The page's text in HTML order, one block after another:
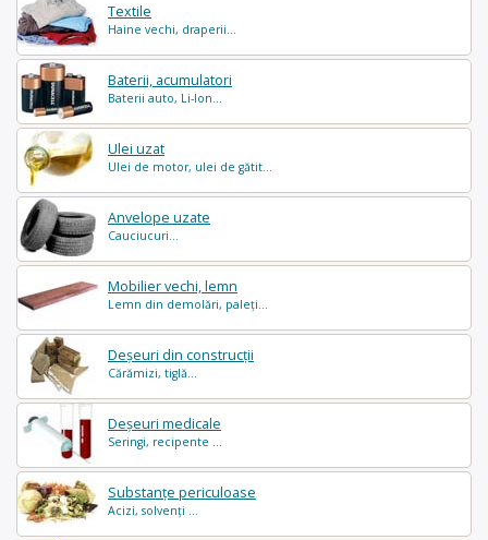
Textile
Haine vechi, draperii...
Baterii, acumulatori
Baterii auto, Li-Ion...
Ulei uzat
Ulei de motor, ulei de gătit...
Anvelope uzate
Cauciucuri...
Mobilier vechi, lemn
Lemn din demolări, paleți...
Deșeuri din construcții
Cărămizi, tiglă...
Deșeuri medicale
Seringi, recipente ...
Substanțe periculoase
Acizi, solvenți ...